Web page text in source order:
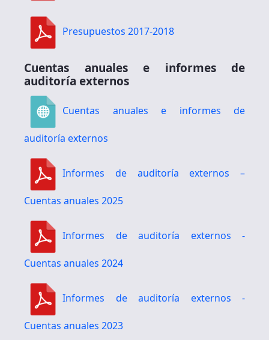
Presupuestos 2017-2018
Cuentas anuales e informes de
auditoría externos
Cuentas anuales e informes de
auditoría externos
Informes de auditoría externos –
Cuentas anuales 2025
Informes de auditoría externos -
Cuentas anuales 2024
Informes de auditoría externos -
Cuentas anuales 2023